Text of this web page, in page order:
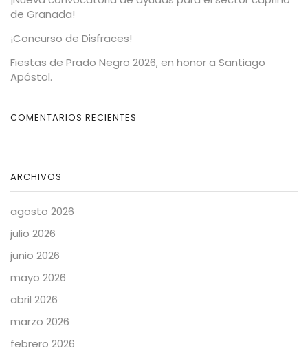
de Granada!
¡Concurso de Disfraces!
Fiestas de Prado Negro 2026, en honor a Santiago
Apóstol.
COMENTARIOS RECIENTES
ARCHIVOS
agosto 2026
julio 2026
junio 2026
mayo 2026
abril 2026
marzo 2026
febrero 2026